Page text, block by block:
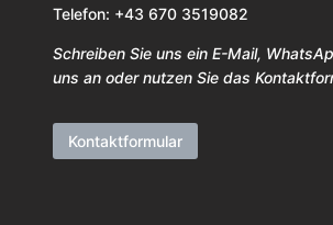
Telefon: +43 670 3519082
Schreiben Sie uns ein E-Mail,
uns an oder nutzen Sie das
Kontaktformular